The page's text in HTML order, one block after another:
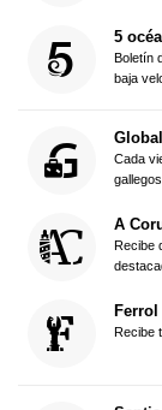
5
Boletín
baja
Cada
A
Recibe
Ferrol
Recibe